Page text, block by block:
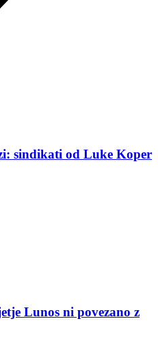
sindikati od Luke Koper
Lunos ni povezano z